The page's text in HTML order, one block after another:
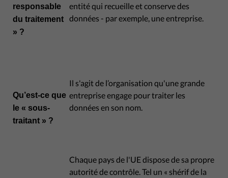
responsable
du traitement
» ?
entité qui recueille et conserve des
données - par exemple, une entreprise.
Qu’est-ce que
le « sous-
traitant » ?
Il s'agit de l’organisation qu'une grande
entreprise engage pour traiter les
données en son nom.
Chaque pays de l'UE dispose de sa propre
autorité de contrôle. Tel un « shérif de la